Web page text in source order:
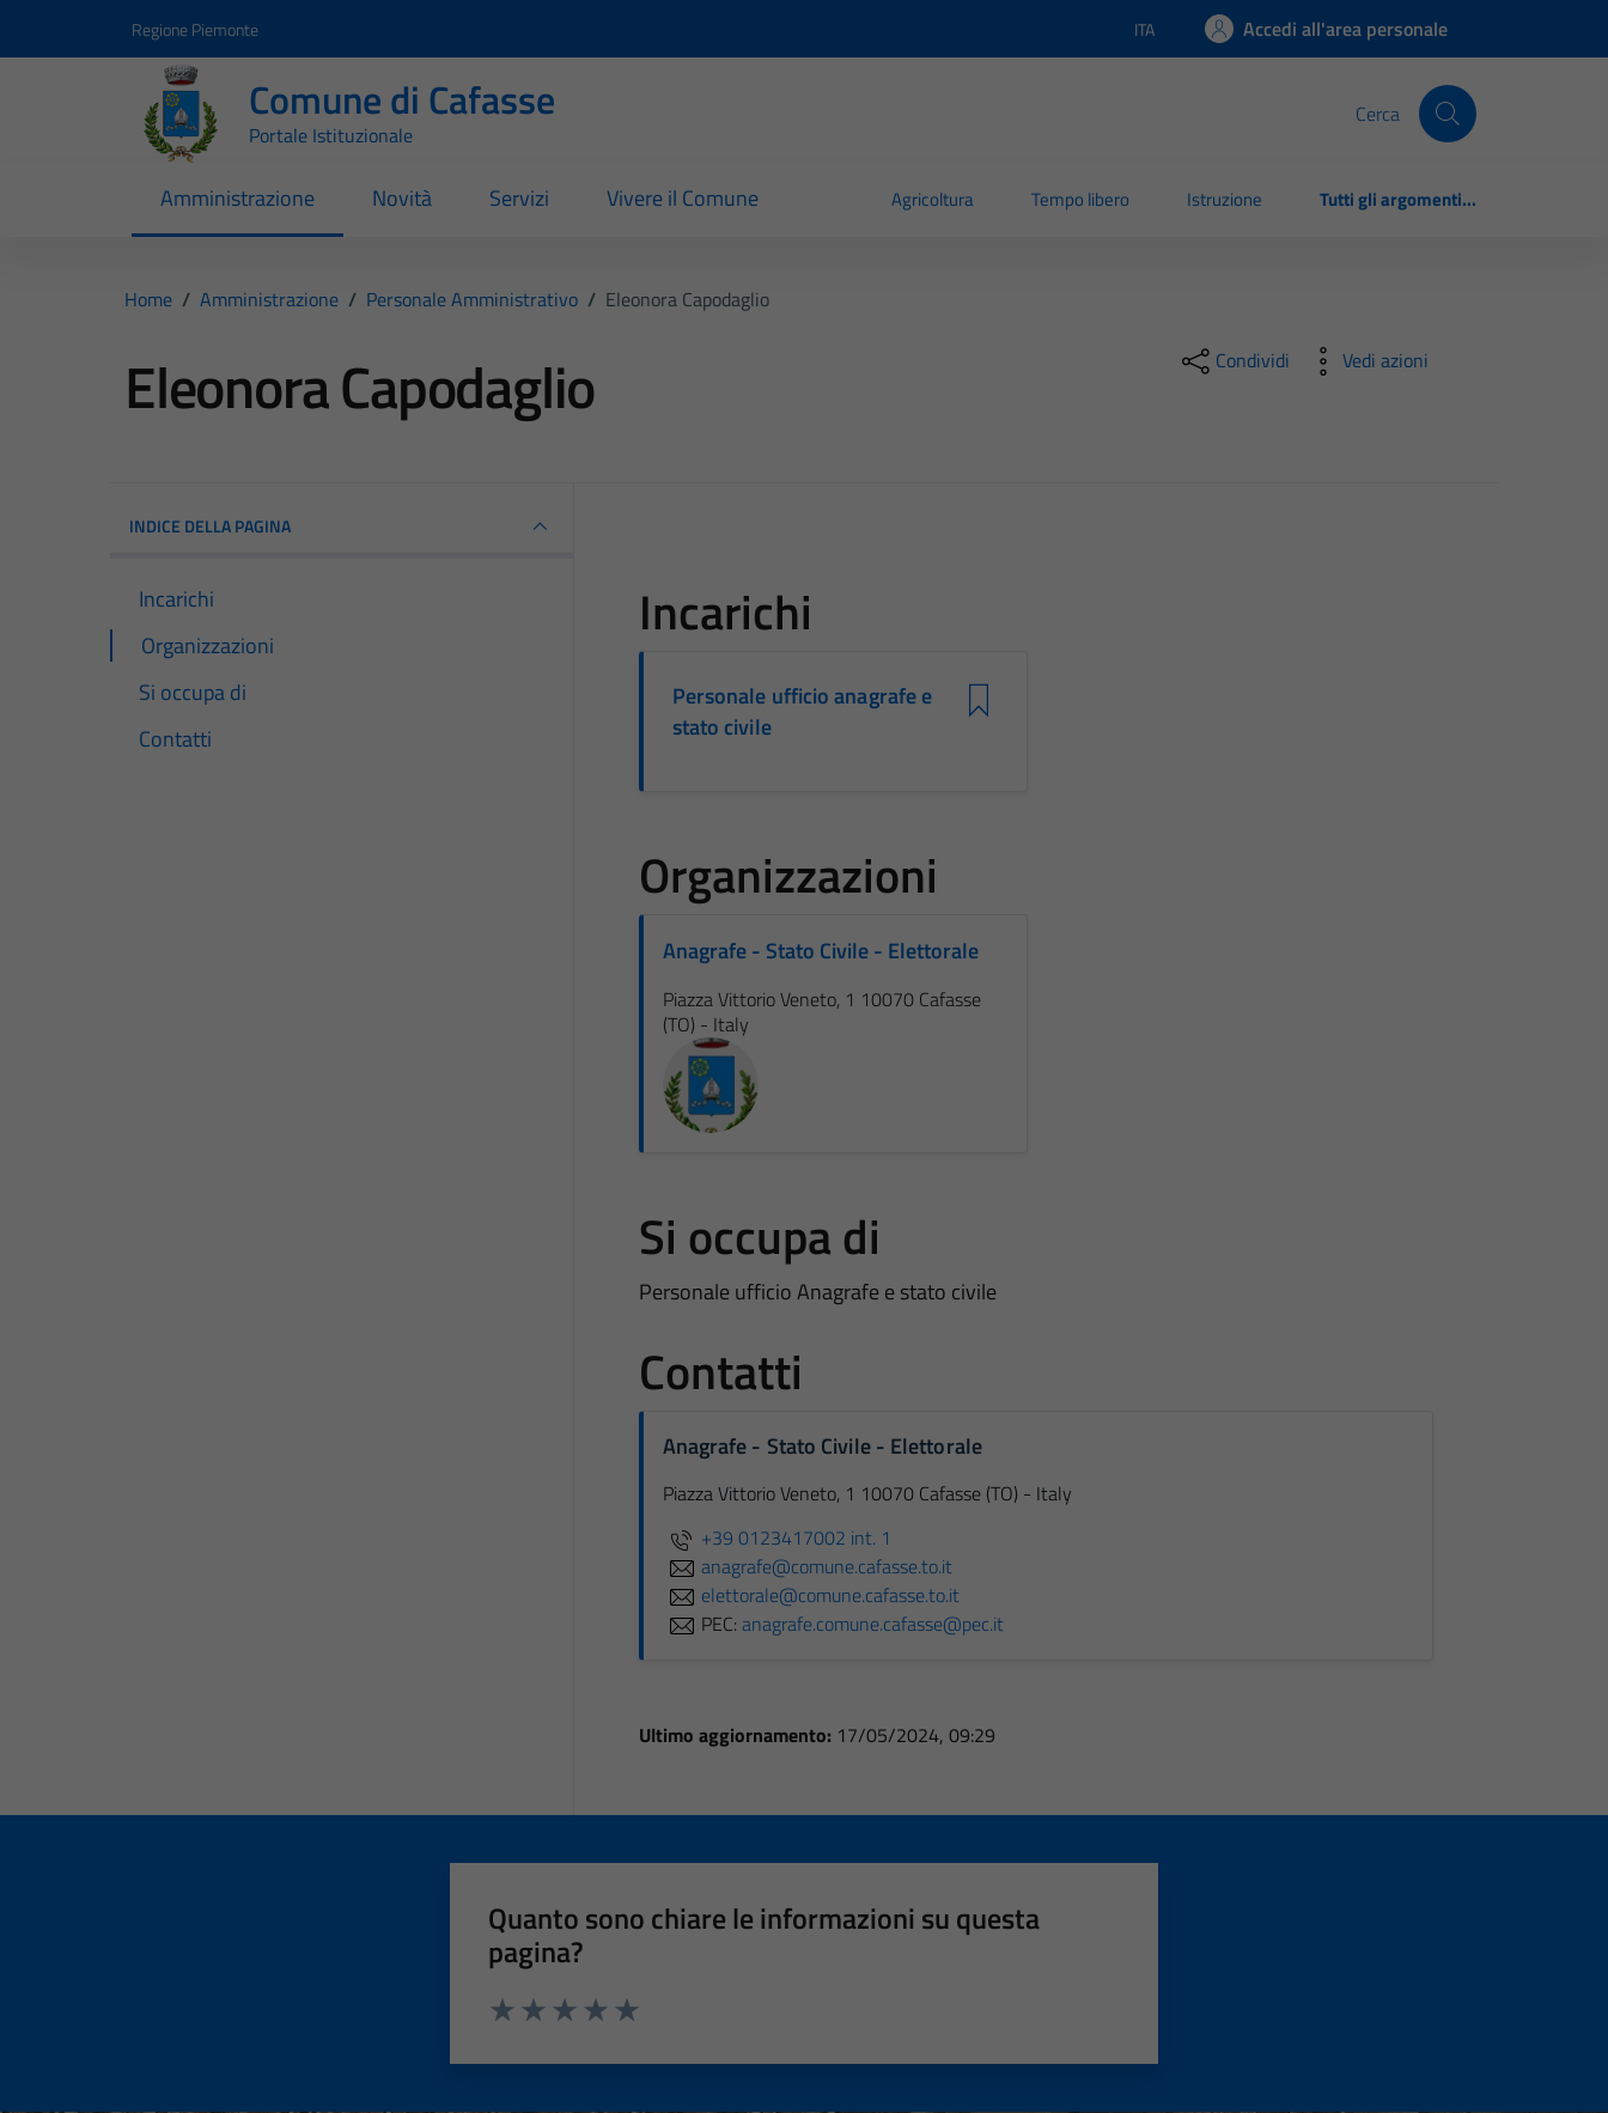
Regione Piemonte Lingua attiva:
ITA Accedi all'area personale
Comune di Cafasse
Portale Istituzionale
Cerca
Amministrazione Novità Servizi Vivere il Comune Agricoltura Tempo libero Istruzione Tutti gli argomenti...
Home / Amministrazione / Personale Amministrativo / Eleonora Capodaglio
Eleonora Capodaglio Condividi Vedi azioni
INDICE DELLA PAGINA
Incarichi
Organizzazioni
Si occupa di
Contatti
Incarichi
Personale ufficio anagrafe e
stato civile
Organizzazioni
Anagrafe - Stato Civile - Elettorale
Piazza Vittorio Veneto, 1 10070 Cafasse
(TO) - Italy
Si occupa di
Personale ufficio Anagrafe e stato civile
Contatti
Anagrafe - Stato Civile - Elettorale
Piazza Vittorio Veneto, 1 10070 Cafasse (TO) - Italy
+39 0123417002 int. 1
anagrafe@comune.cafasse.to.it
elettorale@comune.cafasse.to.it
PEC: anagrafe.comune.cafasse@pec.it
Ultimo aggiornamento: 17/05/2024, 09:29
Quanto sono chiare le informazioni su questa
pagina?